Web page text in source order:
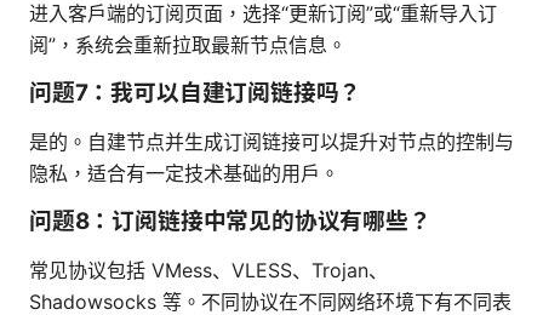
进入客户端的订阅页面，选择“更新订阅”或“重新导入订
阅”，系统会重新拉取最新节点信息。
问题7：我可以自建订阅链接吗？
是的。自建节点并生成订阅链接可以提升对节点的控制与
隐私，适合有一定技术基础的用户。
问题8：订阅链接中常见的协议有哪些？
常见协议包括 VMess、VLESS、Trojan、
Shadowsocks 等。不同协议在不同网络环境下有不同表